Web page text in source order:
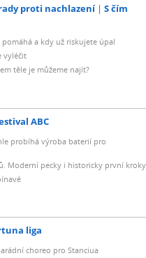
proti nachlazení
S čím
pomáhá a kdy už riskujete úpal
vyléčit
těle je můžeme najít?
ABC
probíhá výroba baterií pro
Moderní pecky i historicky první kroky
liga
choreo pro Stanciua